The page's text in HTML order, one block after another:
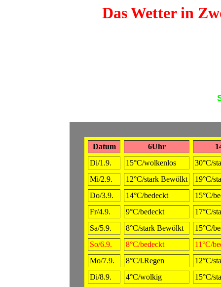
Das Wetter in
Datum 6Uhr
Di/1.9.
15°C/wolkenlos
30°C/
Mi/2.9.
12°C/stark Bewölkt
19°C/
Do/3.9.
14°C/bedeckt
15°C/
Fr/4.9.
9°C/bedeckt
17°C/
Sa/5.9.
8°C/stark Bewölkt
15°C/
So/6.9.
8°C/bedeckt
11°C/
Mo/7.9.
8°C/l.Regen
12°C/
Di/8.9.
4°C/wolkig
15°C/